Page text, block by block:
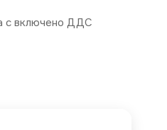
с включено ДДС